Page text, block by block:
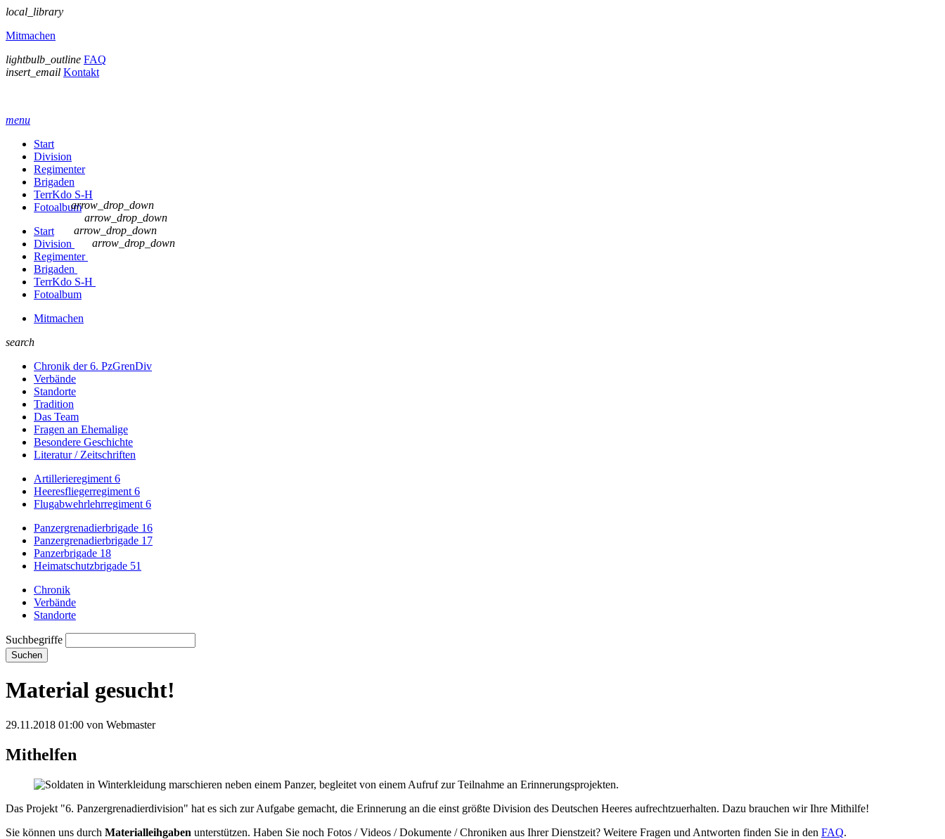
local_library
Mitmachen
lightbulb_outline FAQ
insert_email Kontakt
menu
Start
Division
Regimenter
Brigaden
TerrKdo S-H
Fotoalbum
Start
Division
arrow_drop_down
Regimenter
arrow_drop_down
Brigaden
arrow_drop_down
TerrKdo S-H
arrow_drop_down
Fotoalbum
Mitmachen
search
Chronik der 6. PzGrenDiv
Verbände
Standorte
Tradition
Das Team
Fragen an Ehemalige
Besondere Geschichte
Literatur / Zeitschriften
Artillerieregiment 6
Heeresfliegerregiment 6
Flugabwehrlehrregiment 6
Panzergrenadierbrigade 16
Panzergrenadierbrigade 17
Panzerbrigade 18
Heimatschutzbrigade 51
Chronik
Verbände
Standorte
Suchbegriffe
Suchen
Material gesucht!
29.11.2018 01:00 von Webmaster
Mithelfen
Das Projekt "6. Panzergrenadierdivision" hat es sich zur Aufgabe gemacht, die Erinnerung an die einst größte Division des Deutschen Heeres aufrechtzuerhalten. Dazu brauchen wir Ihre Mithilfe!
Sie können uns durch Materialleihgaben unterstützen. Haben Sie noch Fotos / Videos / Dokumente / Chroniken aus Ihrer Dienstzeit? Weitere Fragen und Antworten finden Sie in den FAQ.